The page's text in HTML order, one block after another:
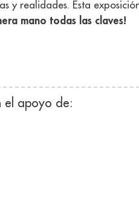
y realidades. Esta
mano todas las claves!
el apoyo de: